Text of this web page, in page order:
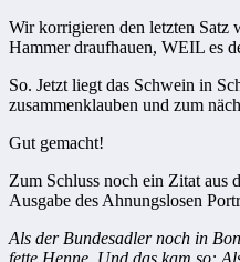
Wir korrigieren den letzten Satz
Hammer draufhauen, WEIL es
So. Jetzt liegt das Schwein in
zusammenklauben und zum
Gut gemacht!
Zum Schluss noch ein Zitat aus
Ausgabe des Ahnungslosen
Als der Bundesadler noch in
fette Henne. Und das kam so: